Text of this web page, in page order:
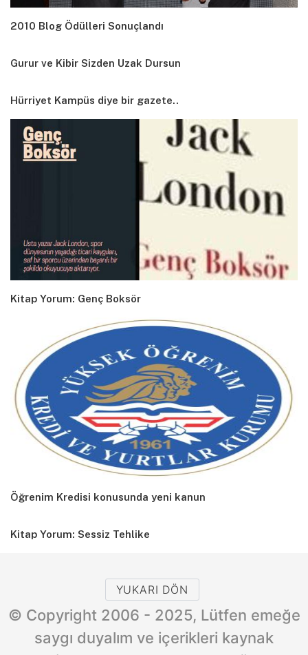
2010 Blog Ödülleri Sonuçlandı
Gurur ve Kibir Sizden Uzak Dursun
Hürriyet Kampüs diye bir gazete..
Kitap Yorum: Genç Boksör
Öğrenim Kredisi konusunda yeni kanun
Kitap Yorum: Sessiz Tehlike
YUKARI DÖN
© Copyright 2006 - 2025, Lütfen emeğe
saygı duyalım ve içerikleri kaynak